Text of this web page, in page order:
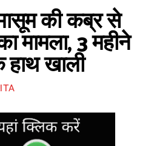
की कब्र से
मामला, 3 महीने
हाथ खाली